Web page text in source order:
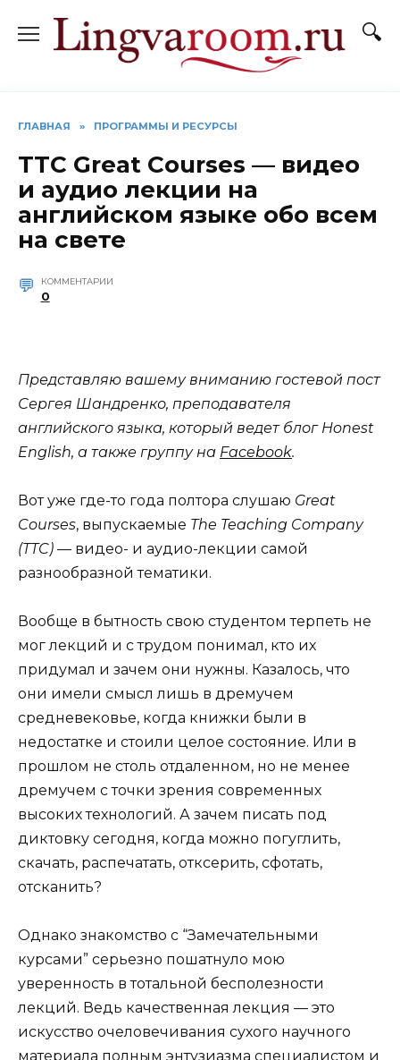
содержанию
ГЛАВНАЯ » ПРОГРАММЫ И РЕСУРСЫ
TTC Great Courses — видео
и аудио лекции на
английском языке обо всем
на свете
КОММЕНТАРИИ
0
Представляю вашему вниманию гостевой пост
Сергея Шандренко, преподавателя
английского языка, который ведет блог Honest
English, а также группу на Facebook.
Вот уже где-то года полтора слушаю Great
Courses, выпускаемые The Teaching Company
(TTC) — видео- и аудио-лекции самой
разнообразной тематики.
Вообще в бытность свою студентом терпеть не
мог лекций и с трудом понимал, кто их
придумал и зачем они нужны. Казалось, что
они имели смысл лишь в дремучем
средневековье, когда книжки были в
недостатке и стоили целое состояние. Или в
прошлом не столь отдаленном, но не менее
дремучем с точки зрения современных
высоких технологий. А зачем писать под
диктовку сегодня, когда можно погуглить,
скачать, распечатать, отксерить, сфотать,
отсканить?
Однако знакомство с “Замечательными
курсами” серьезно пошатнуло мою
уверенность в тотальной бесполезности
лекций. Ведь качественная лекция — это
искусство очеловечивания сухого научного
материала полным энтузиазма специалистом и